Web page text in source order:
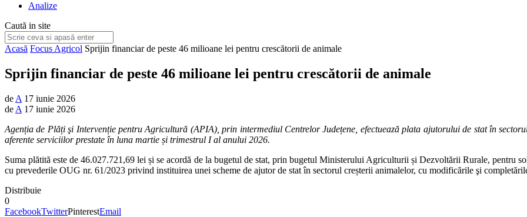
Analize
Caută in site
Acasă Focus Agricol Sprijin financiar de peste 46 milioane lei pentru crescătorii de animale
Sprijin financiar de peste 46 milioane lei pentru crescătorii de animale
de A 17 iunie 2026
de A 17 iunie 2026
Agenția de Plăți şi Intervenție pentru Agricultură (APIA), prin intermediul Centrelor Județene, efectuează plata ajutorului de stat în
aferente serviciilor prestate în luna martie și trimestrul I al anului 2026.
Suma plătită este de 46.027.721,69 lei și se acordă de la bugetul de stat, prin bugetul Ministerului Agriculturii și Dezvoltării Rurale, pentru
cu prevederile OUG nr. 61/2023 privind instituirea unei scheme de ajutor de stat în sectorul creșterii animalelor, cu modificările şi
Distribuie
0
FacebookTwitterPinterestEmail